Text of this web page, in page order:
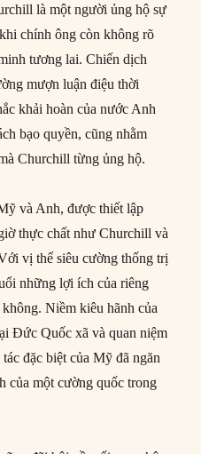
là một người ủng hộ sự
chính ông còn không rõ
tương lai. Chiến dịch
mượn luận điệu thời
khải hoàn của nước Anh
bạo quyền, cũng nhằm
Churchill từng ủng hộ.
và Anh, được thiết lập
thực chất như Churchill và
vị thế siêu cường thống trị
những lợi ích của riêng
Niềm kiêu hãnh của
Đức Quốc xã và quan niệm
đặc biệt của Mỹ đã ngăn
của một cường quốc trong